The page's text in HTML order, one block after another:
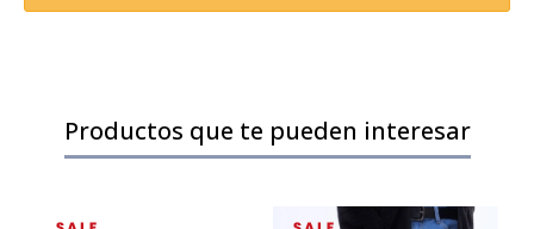
Productos que te pueden interesar